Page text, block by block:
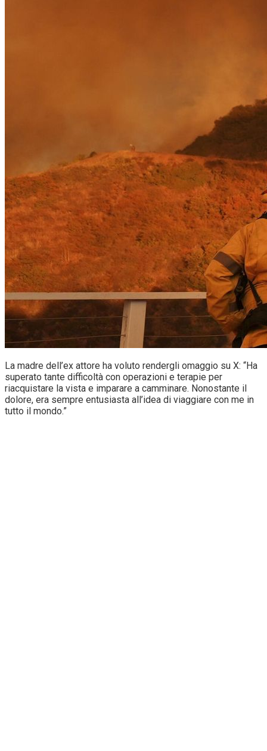
La madre dell’ex attore ha voluto rendergli omaggio su X: “Ha
superato tante difficoltà con operazioni e terapie per
riacquistare la vista e imparare a camminare. Nonostante il
dolore, era sempre entusiasta all’idea di viaggiare con me in
tutto il mondo.”